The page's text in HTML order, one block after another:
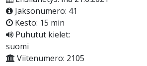
Jaksonumero: 41
Kesto: 15 min
Puhutut kielet:
suomi
Viitenumero: 2105